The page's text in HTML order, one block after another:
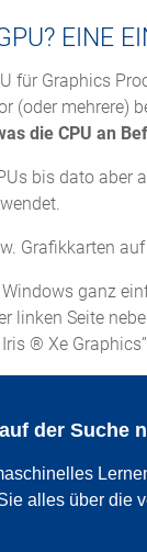
EINE
für Graphics
(oder
die CPU an
bis dato aber
Grafikkarten
Windows ganz
linken Seite
® Xe
der Suche
alles über die